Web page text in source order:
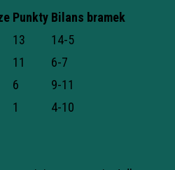
Punkty Bilans bramek
13
14-5
11
6-7
6
9-11
1 4-10